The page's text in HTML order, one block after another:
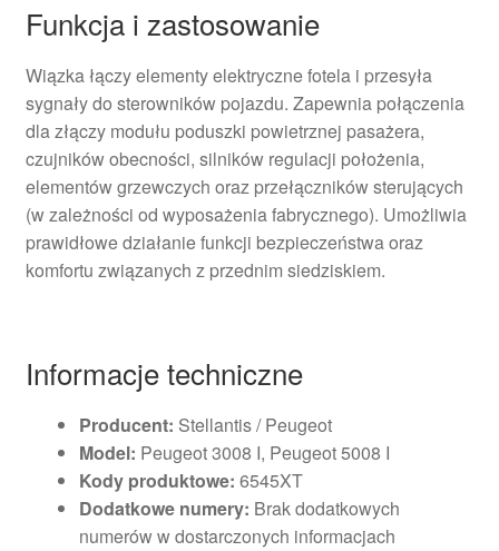
Funkcja i zastosowanie
Wiązka łączy elementy elektryczne fotela i przesyła
sygnały do sterowników pojazdu. Zapewnia połączenia
dla złączy modułu poduszki powietrznej pasażera,
czujników obecności, silników regulacji położenia,
elementów grzewczych oraz przełączników sterujących
(w zależności od wyposażenia fabrycznego). Umożliwia
prawidłowe działanie funkcji bezpieczeństwa oraz
komfortu związanych z przednim siedziskiem.
Informacje techniczne
Producent: Stellantis / Peugeot
Model: Peugeot 3008 I, Peugeot 5008 I
Kody produktowe: 6545XT
Dodatkowe numery: Brak dodatkowych
numerów w dostarczonych informacjach